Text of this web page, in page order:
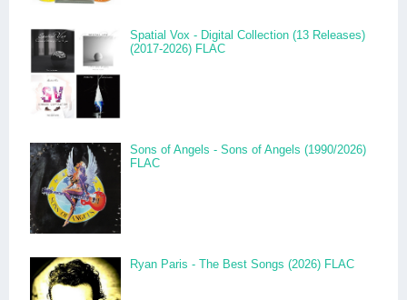
Spatial Vox - Digital Collection (13 Releases)
(2017-2026) FLAC
Sons of Angels - Sons of Angels (1990/2026)
FLAC
Ryan Paris - The Best Songs (2026) FLAC